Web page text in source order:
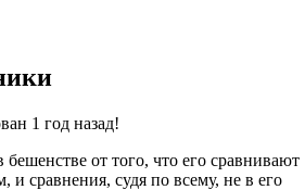
1 год назад!
от того, что его сравнивают
сравнения, судя по всему, не в его